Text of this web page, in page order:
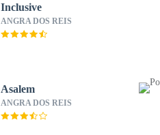
Inclusive
ANGRA DOS REIS
Asalem
ANGRA DOS REIS